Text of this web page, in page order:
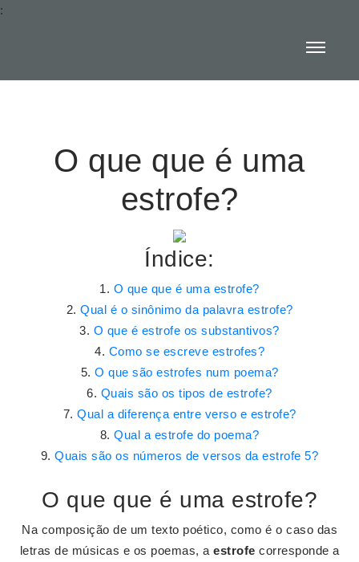
:
O que que é uma
estrofe?
Índice:
O que que é uma estrofe?
Qual é o sinônimo da palavra estrofe?
O que é estrofe os substantivos?
Como se escreve estrofes?
O que são estrofes num poema?
Quais são os tipos de estrofe?
Qual a diferença entre verso e estrofe?
Qual a estrofe do poema?
Quais são os números de versos da estrofe 5?
O que que é uma estrofe?
Na composição de um texto poético, como é o caso das
letras de músicas e os poemas, a estrofe corresponde a